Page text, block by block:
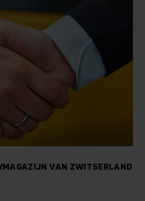
VAN ZWITSERLAND